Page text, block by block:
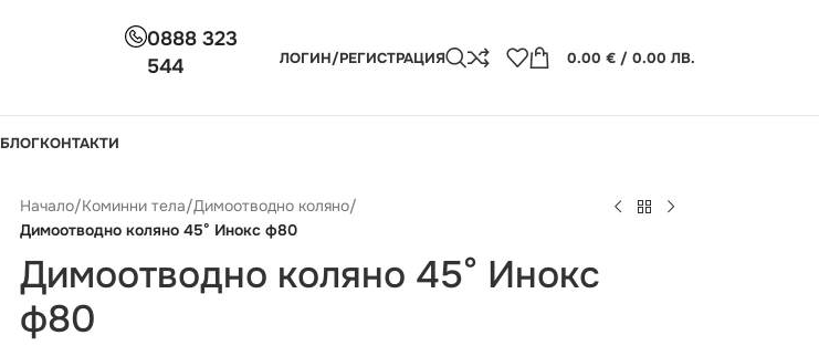
0888 323
544
ЛОГИН/РЕГИСТРАЦИЯ 0.00 € / 0.00 ЛВ.
БЛОГКОНТАКТИ
Начало/Коминни тела/Димоотводно коляно/
Димоотводно коляно 45° Инокс ф80
Димоотводно коляно 45° Инокс
ф80